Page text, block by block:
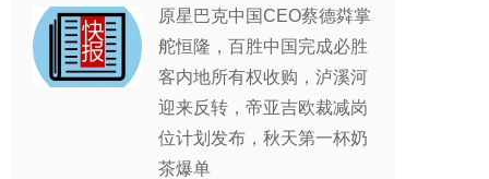
原星巴克中国CEO蔡德粦掌
舵恒隆，百胜中国完成必胜
客内地所有权收购，泸溪河
迎来反转，帝亚吉欧裁减岗
位计划发布，秋天第一杯奶
茶爆单